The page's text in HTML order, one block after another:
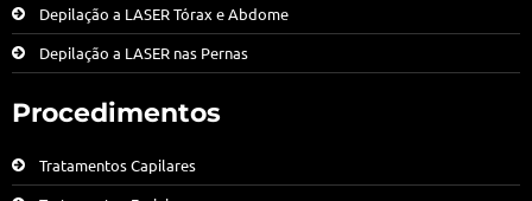
Depilação a LASER Tórax e Abdome
Depilação a LASER nas Pernas
Procedimentos
Tratamentos Capilares